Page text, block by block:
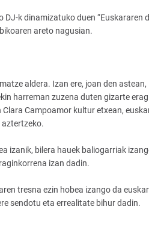
k dinamizatuko duen “Euskararen
areto nagusian.
aldera. Izan ere, joan den astean,
harreman zuzena duten gizarte
Campoamor kultur etxean,
izanik, bilera hauek baliogarriak
izan dadin.
tresna ezin hobea izango da
sendotu eta errealitate bihur dadin.